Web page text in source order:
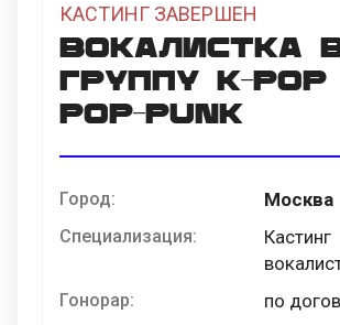
КАСТИНГ ЗАВЕРШЕН
Вокалистка
группу k-pop
pop-punk
Город: Москва
Специализация:
Кастинг
Гонорар: по